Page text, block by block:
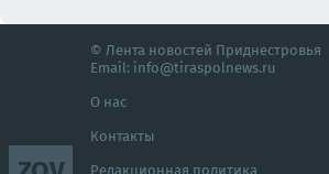
© Лента новостей Приднестровья
Email: info@tiraspolnews.ru
О нас
Контакты
Редакционная политика